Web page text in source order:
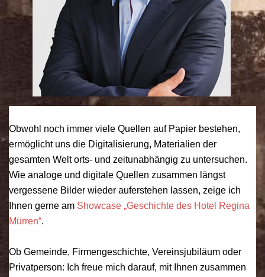
Obwohl noch immer viele Quellen auf Papier bestehen,
ermöglicht uns die Digitalisierung, Materialien der
gesamten Welt orts- und zeitunabhängig zu untersuchen.
Wie analoge und digitale Quellen zusammen längst
vergessene Bilder wieder auferstehen lassen, zeige ich
Ihnen gerne am Showcase „Geschichte des Hotel Regina
Mürren“.
Ob Gemeinde, Firmengeschichte, Vereinsjubiläum oder
Privatperson: Ich freue mich darauf, mit Ihnen zusammen